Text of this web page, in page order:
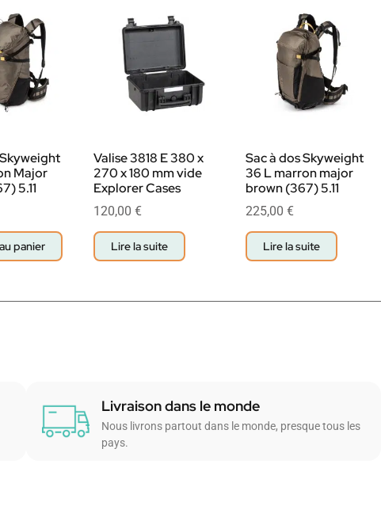
Major
5.11
panier
Valise 3818 E 380 x
270 x 180 mm vide
Explorer Cases
120,00€
Lire la suite
Sac à dos Skyweight
36 L marron major
brown (367) 5.11
225,00 €
Lire la suite
Livraison dans le monde
Nous livrons partout dans le monde, presque tous les
pays.